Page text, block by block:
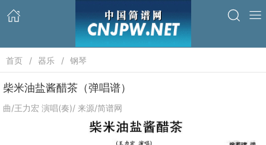
首页 器乐 钢琴
柴米油盐酱醋茶（弹唱谱）
曲/王力宏 演唱(奏)/ 来源/简谱网